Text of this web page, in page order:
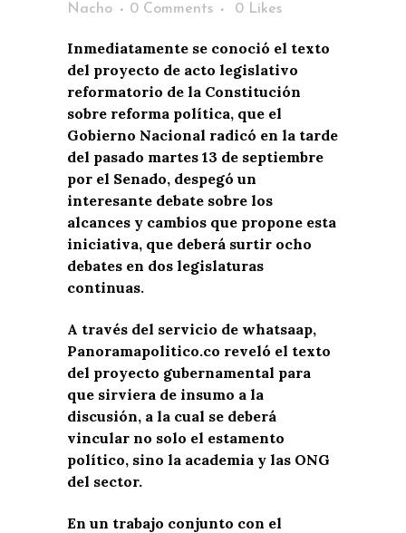
Nacho
0 Comments 0 Likes
Inmediatamente se conoció el texto
del proyecto de acto legislativo
reformatorio de la Constitución
sobre reforma política, que el
Gobierno Nacional radicó en la tarde
del pasado martes 13 de septiembre
por el Senado, despegó un
interesante debate sobre los
alcances y cambios que propone esta
iniciativa, que deberá surtir ocho
debates en dos legislaturas
continuas.
A través del servicio de whatsaap,
Panoramapolitico.co reveló el texto
del proyecto gubernamental para
que sirviera de insumo a la
discusión, a la cual se deberá
vincular no solo el estamento
político, sino la academia y las ONG
del sector.
En un trabajo conjunto con el